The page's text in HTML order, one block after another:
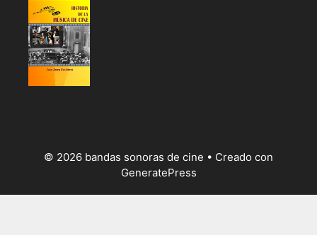
© 2026 bandas sonoras de cine • Creado con
GeneratePress